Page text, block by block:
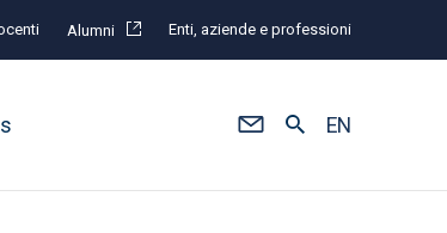
Alumni Enti, aziende e professioni
EN